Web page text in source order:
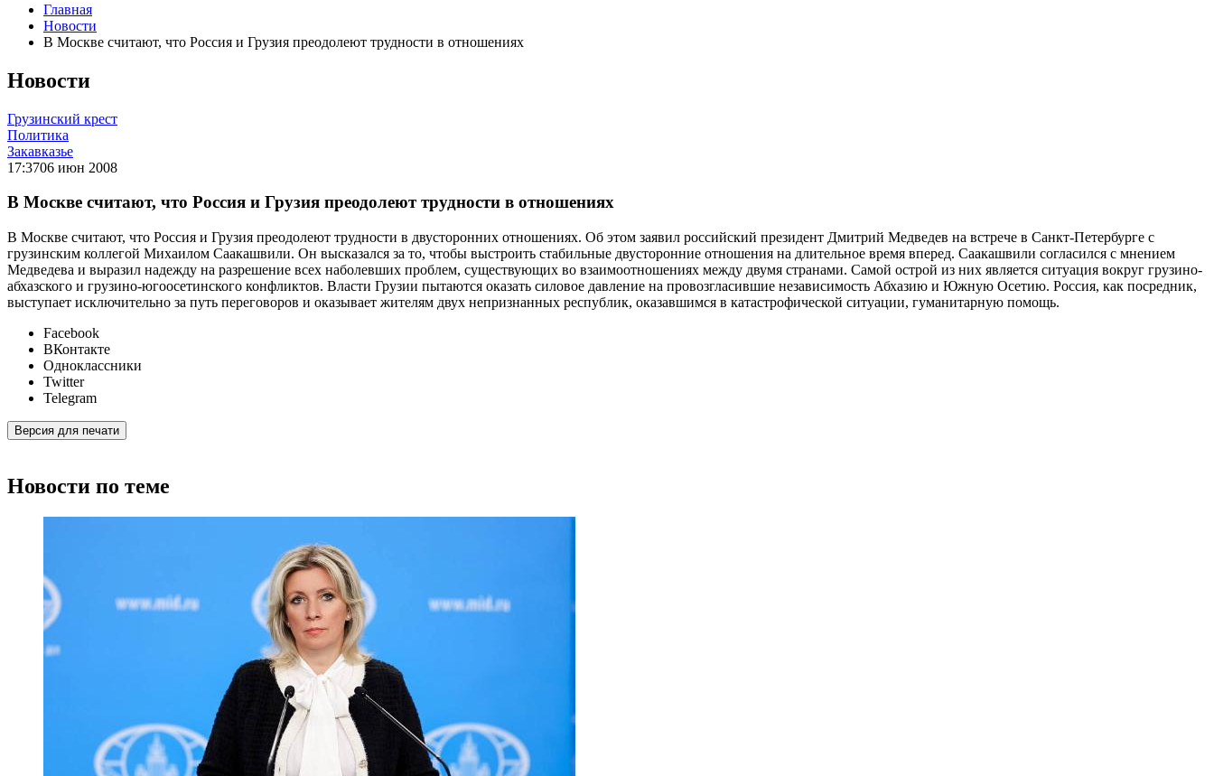
Главная
Новости
В Москве считают, что Россия и Грузия преодолеют трудности в отношениях
Новости
Грузинский крест
Политика
Закавказье
17:3706 июн 2008
В Москве считают, что Россия и Грузия преодолеют трудности в отношениях
В Москве считают, что Россия и Грузия преодолеют трудности в двусторонних отношениях. Об этом заявил российский президент Дмитрий Медведев на встрече в Санкт-Петербурге с
грузинским коллегой Михаилом Саакашвили. Он высказался за то, чтобы выстроить стабильные двусторонние отношения на длительное время вперед. Саакашвили согласился с мнением
Медведева и выразил надежду на разрешение всех наболевших проблем, существующих во взаимоотношениях между двумя странами. Самой острой из них является ситуация вокруг грузино-
абхазского и грузино-югоосетинского конфликтов. Власти Грузии пытаются оказать силовое давление на провозгласившие независимость Абхазию и Южную Осетию. Россия, как посредник,
выступает исключительно за путь переговоров и оказывает жителям двух непризнанных республик, оказавшимся в катастрофической ситуации, гуманитарную помощь.
Facebook
ВКонтакте
Одноклассники
Twitter
Telegram
Версия для печати
Новости по теме